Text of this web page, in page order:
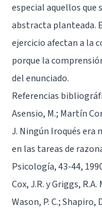
especial aquellos
abstracta planteada.
ejercicio afectan a la
porque la
del enunciado.
Referencias
Asensio, M.; Martín
J. Ningún Iroqués era
en las tareas de
Psicología, 43-44,
Cox, J.R. y Griggs,
Wason, P. C.; Shapiro,